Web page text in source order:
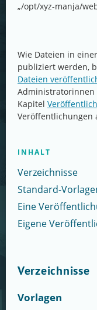
„/opt/xyz-manja/
Wie Dateien in
publiziert werden,
Dateien
Kapitel
Veröffentlichungen
INHALT
Verzeichnisse
Standard-
Eine
Eigene
Verzeichnisse
Vorlagen